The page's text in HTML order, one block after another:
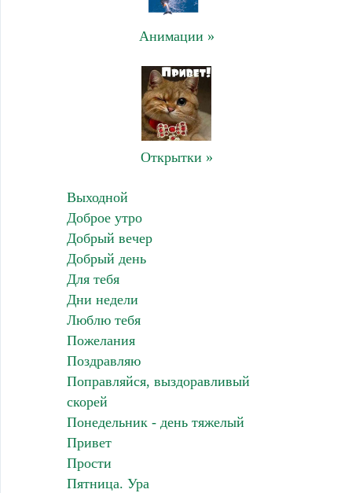
Анимации »
Открытки »
Выходной
Доброе утро
Добрый вечер
Добрый день
Для тебя
Дни недели
Люблю тебя
Пожелания
Поздравляю
Поправляйся, выздоравливый
скорей
Понедельник - день тяжелый
Привет
Прости
Пятница. Ура